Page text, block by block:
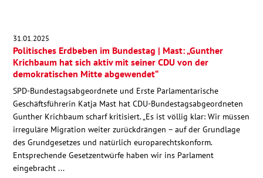
31.01.2025
Politisches Erdbeben im Bundestag | Mast: „Gunther
Krichbaum hat sich aktiv mit seiner CDU von der
demokratischen Mitte abgewendet“
SPD-Bundestagsabgeordnete und Erste Parlamentarische
Geschäftsführerin Katja Mast hat CDU-Bundestagsabgeordneten
Gunther Krichbaum scharf kritisiert. „Es ist völlig klar: Wir müssen
irreguläre Migration weiter zurückdrängen – auf der Grundlage
des Grundgesetzes und natürlich europarechtskonform.
Entsprechende Gesetzentwürfe haben wir ins Parlament
eingebracht ...